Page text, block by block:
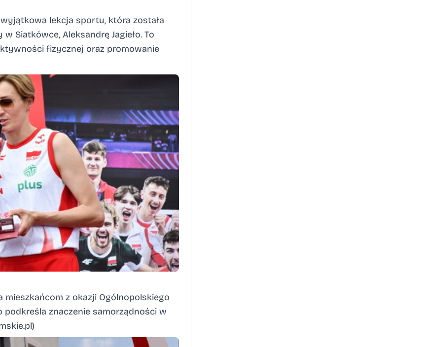
lekcja sportu, która została
Siatkówce, Aleksandrę Jagieło. To
fizycznej oraz promowanie
mieszkańcom z okazji Ogólnopolskiego
podkreśla znaczenie samorządności w
)